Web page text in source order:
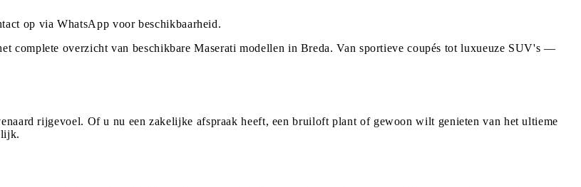
op via WhatsApp voor beschikbaarheid.
complete overzicht van beschikbare Maserati modellen in Breda. Van sportieve coupés tot luxueuze SUV's —
rijgevoel. Of u nu een zakelijke afspraak heeft, een bruiloft plant of gewoon wilt genieten van het ultieme